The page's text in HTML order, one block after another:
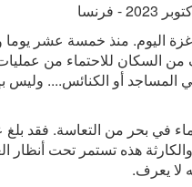
اليوم. منذ خمسة عشر
من السكان للاحتماء من
أو الكنائس.... وليس
في بحر من التعاسة. فقد بلغ
هذه تستمر تحت أنظار
لا يعرف.